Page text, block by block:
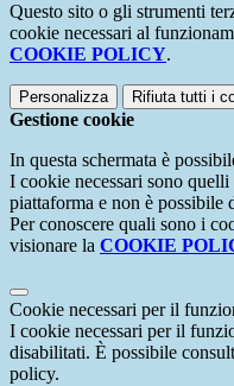
Questo sito o gli strumenti
cookie necessari al
COOKIE POLICY.
Personalizza Rifiuta tutti i
Gestione cookie
In questa schermata è
I cookie necessari sono
piattaforma e non è possibile
Per conoscere quali sono i
visionare la COOKIE
Cookie necessari per il
I cookie necessari per il
disabilitati. È possibile
policy.